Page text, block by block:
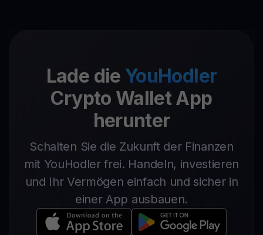
Lade die YouHodler
Crypto Wallet App
herunter
Schalten Sie die Zukunft der Finanzen
mit YouHodler frei. Handeln, investieren
und Ihr Vermögen einfach und sicher in
einer App ausbauen.